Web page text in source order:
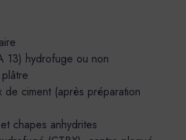
13) hydrofuge ou non
de ciment (après préparation
chapes anhydrites